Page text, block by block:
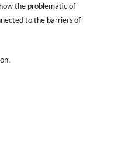
the problematic of
to the barriers of